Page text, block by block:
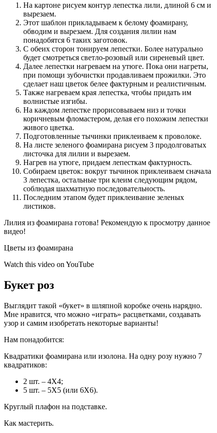
На картоне рисуем контур лепестка лили, длиной 6 см и
вырезаем.
Этот шаблон прикладываем к белому фоамирану,
обводим и вырезаем. Для создания лилии нам
понадобятся 6 таких заготовок.
С обеих сторон тонируем лепестки. Более натурально
будет смотреться светло-розовый или сиреневый цвет.
Далее лепестки нагреваем на утюге. Пока они нагреты,
при помощи зубочистки продавливаем прожилки. Это
сделает наш цветок белее фактурным и реалистичным.
Также нагреваем края лепестка, чтобы придать им
волнистые изгибы.
На каждом лепестке прорисовываем низ и точки
коричневым фломастером, делая его похожим лепестки
живого цветка.
Подготовленные тычинки приклеиваем к проволоке.
На листе зеленого фоамирана рисуем 3 продолговатых
листочка для лилии и вырезаем.
Нагрев на утюге, придаем лепесткам фактурность.
Собираем цветок: вокруг тычинок приклеиваем сначала
3 лепестка, остальные три клеим следующим рядом,
соблюдая шахматную последовательность.
Последним этапом будет приклеивание зеленых
листиков.
Лилия из фоамирана готова! Рекомендую к просмотру данное
видео!
Цветы из фоамирана
Watch this video on YouTube
Букет роз
Выглядит такой «букет» в шляпной коробке очень нарядно.
Мне нравится, что можно «играть» расцветками, создавать
узор и самим изобретать некоторые варианты!
Нам понадобится:
Квадратики фоамирана или изолона. На одну розу нужно 7
квадратиков:
2 шт. – 4Х4;
5 шт. – 5Х5 (или 6Х6).
Круглый плафон на подставке.
Как мастерить.